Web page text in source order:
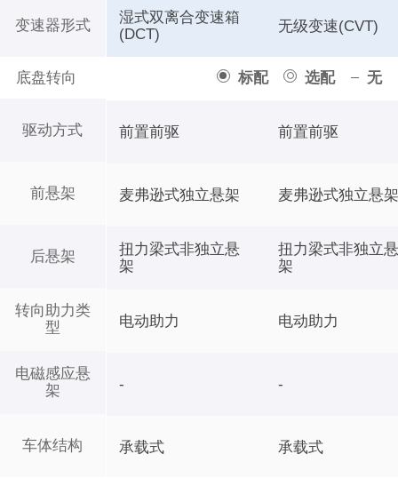
变速器形式
底盘转向 标配 选配 无
驱动方式
前悬架
后悬架
转向助力类
型
电磁感应悬
架
车体结构
湿式双离合变速箱
(DCT)
无级变速(CVT)
前置前驱 前置前驱
麦弗逊式独立悬架 麦弗逊式独立悬
扭力梁式非独立悬
架
扭力梁式非独立
架
电动助力 电动助力
- -
承载式 承载式